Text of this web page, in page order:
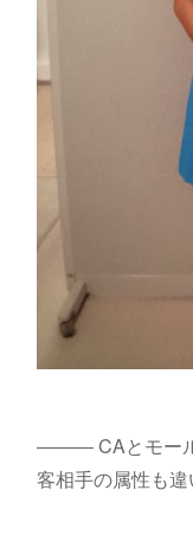
――― CAとモール
客相手の属性も違